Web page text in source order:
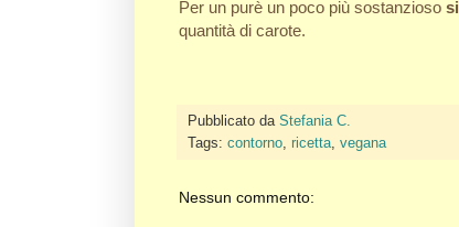
Per un purè un poco più sostanzioso
quantità di carote.
Pubblicato da Stefania C.
Tags: contorno ricetta vegana
Nessun commento: